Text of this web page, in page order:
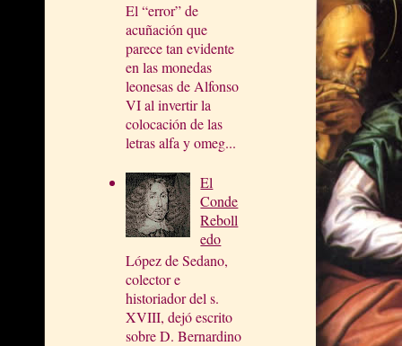
El “error” de
acuñación que
parece tan evidente
en las monedas
leonesas de Alfonso
VI al invertir la
colocación de las
letras alfa y omeg...
El
Conde
Reboll
edo
López de Sedano,
colector e
historiador del s.
XVIII, dejó escrito
sobre D. Bernardino